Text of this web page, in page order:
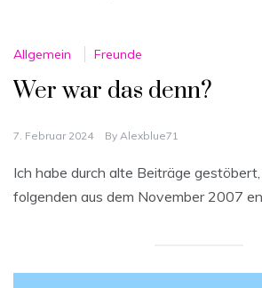
Allgemein Freunde
Wer war das denn?
7. Februar 2024 By Alexblue71
Ich habe durch alte Beiträge
folgenden aus dem November 2007